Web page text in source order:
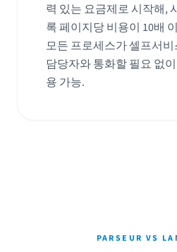
력 있는 요금제로 시작해,
록 페이지당 비용이 10배
모든 프로세스가 셀프서
담당자와 통화할 필요 없
용 가능.
PARSEUR VS